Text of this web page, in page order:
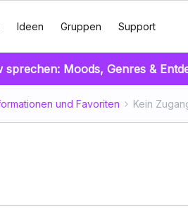
Ideen Gruppen Support
sprechen: Moods, Genres &
und Favoriten Kein